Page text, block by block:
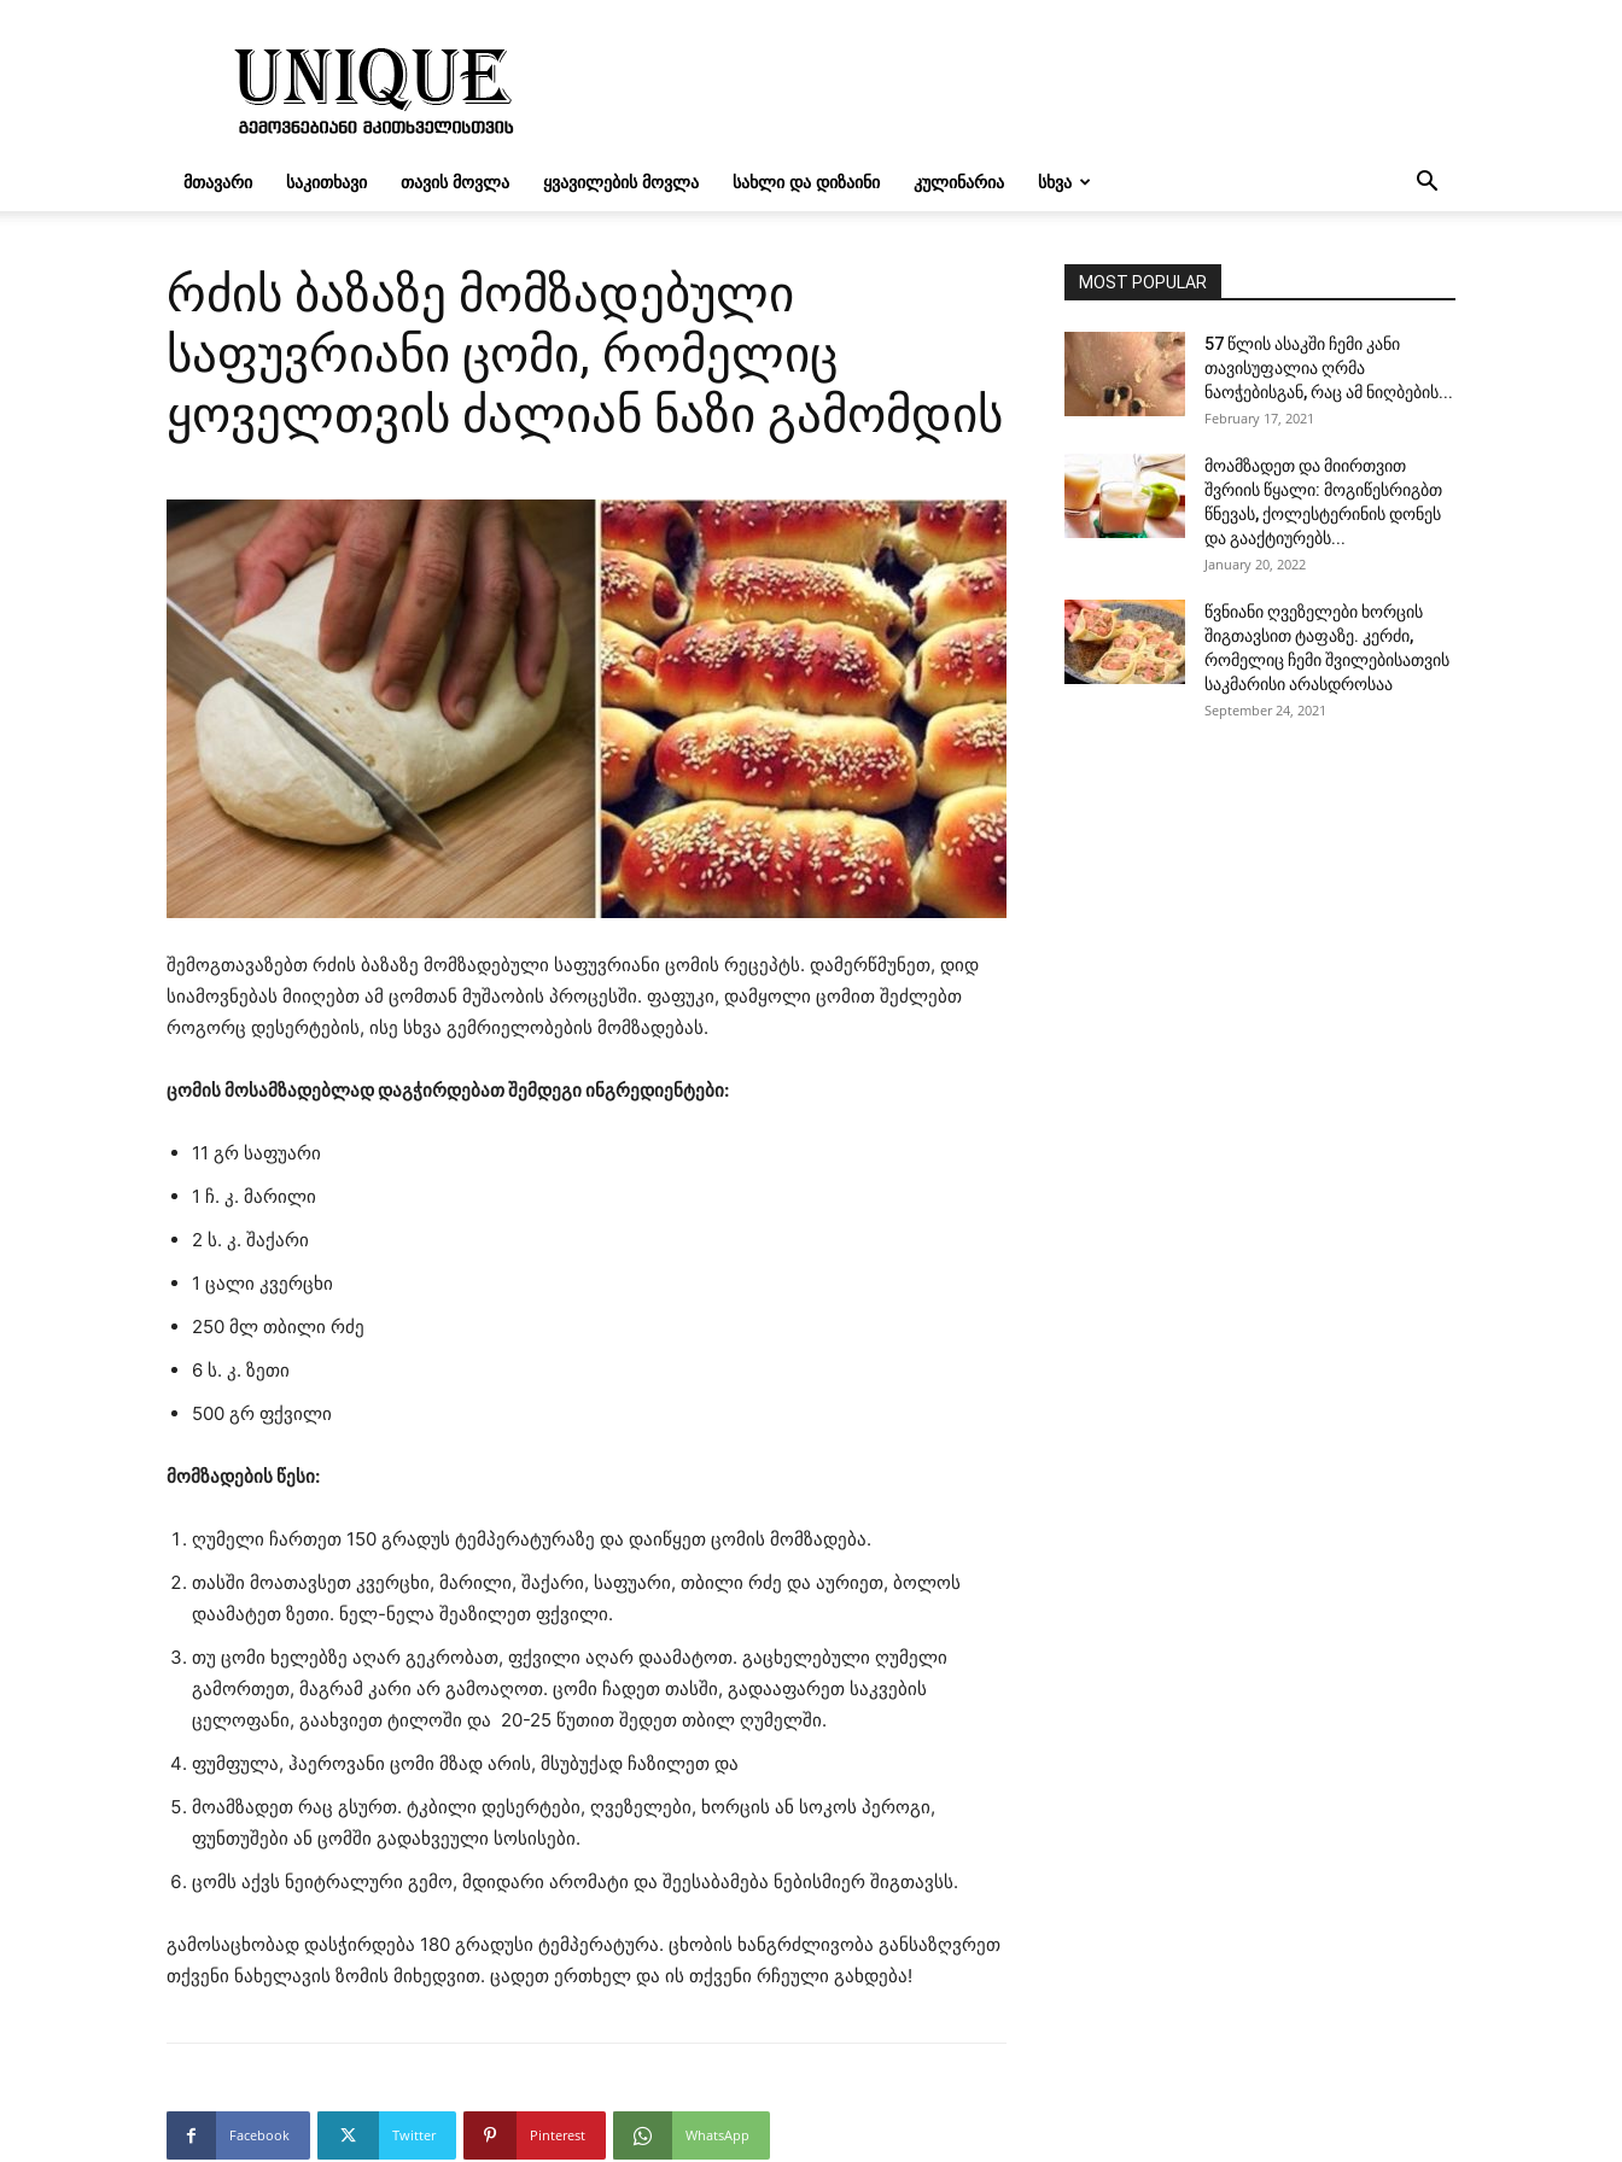
UNIQUE.GE
ᲛᲗᲐᲕᲐᲠᲘ ᲡᲐᲙᲘᲗᲮᲐᲕᲘ ᲗᲐᲕᲘᲡ ᲛᲝᲕᲚᲐ ᲧᲕᲐᲕᲘᲚᲔᲑᲘᲡ ᲛᲝᲕᲚᲐ ᲡᲐᲮᲚᲘ ᲓᲐ ᲓᲘᲖᲐᲘᲜᲘ ᲙᲣᲚᲘᲜᲐᲠᲘᲐ ᲡᲮᲕᲐ
რძის ბაზაზე მომზადებული
საფუვრიანი ცომი, რომელიც
ყოველთვის ძალიან ნაზი გამომდის
შემოგთავაზებთ რძის ბაზაზე მომზადებული საფუვრიანი ცომის რეცეპტს. დამერწმუნეთ, დიდ
სიამოვნებას მიიღებთ ამ ცომთან მუშაობის პროცესში. ფაფუკი, დამყოლი ცომით შეძლებთ
როგორც დესერტების, ისე სხვა გემრიელობების მომზადებას.
ცომის მოსამზადებლად დაგჭირდებათ შემდეგი ინგრედიენტები:
11 გრ საფუარი
1 ჩ. კ. მარილი
2 ს. კ. შაქარი
1 ცალი კვერცხი
250 მლ თბილი რძე
6 ს. კ. ზეთი
500 გრ ფქვილი
მომზადების წესი:
ღუმელი ჩართეთ 150 გრადუს ტემპერატურაზე და დაიწყეთ ცომის მომზადება.
თასში მოათავსეთ კვერცხი, მარილი, შაქარი, საფუარი, თბილი რძე და აურიეთ, ბოლოს
დაამატეთ ზეთი. ნელ-ნელა შეაზილეთ ფქვილი.
თუ ცომი ხელებზე აღარ გეკრობათ, ფქვილი აღარ დაამატოთ. გაცხელებული ღუმელი
გამორთეთ, მაგრამ კარი არ გამოაღოთ. ცომი ჩადეთ თასში, გადააფარეთ საკვების
ცელოფანი, გაახვიეთ ტილოში და 20-25 წუთით შედეთ თბილ ღუმელში.
ფუმფულა, ჰაეროვანი ცომი მზად არის, მსუბუქად ჩაზილეთ და
მოამზადეთ რაც გსურთ. ტკბილი დესერტები, ღვეზელები, ხორცის ან სოკოს პეროგი,
ფუნთუშები ან ცომში გადახვეული სოსისები.
ცომს აქვს ნეიტრალური გემო, მდიდარი არომატი და შეესაბამება ნებისმიერ შიგთავსს.
გამოსაცხობად დასჭირდება 180 გრადუსი ტემპერატურა. ცხობის ხანგრძლივობა განსაზღვრეთ
თქვენი ნახელავის ზომის მიხედვით. ცადეთ ერთხელ და ის თქვენი რჩეული გახდება!
Facebook Twitter Pinterest WhatsApp
MOST POPULAR
57 წლის ასაკში ჩემი კანი
თავისუფალია ღრმა
ნაოჭებისგან, რაც ამ ნიღბების...
February 17, 2021
მოამზადეთ და მიირთვით
შვრიის წყალი: მოგიწესრიგბთ
წნევას, ქოლესტერინის დონეს
და გააქტიურებს...
January 20, 2022
წვნიანი ღვეზელები ხორცის
შიგთავსით ტაფაზე. კერძი,
რომელიც ჩემი შვილებისათვის
საკმარისი არასდროსაა
September 24, 2021